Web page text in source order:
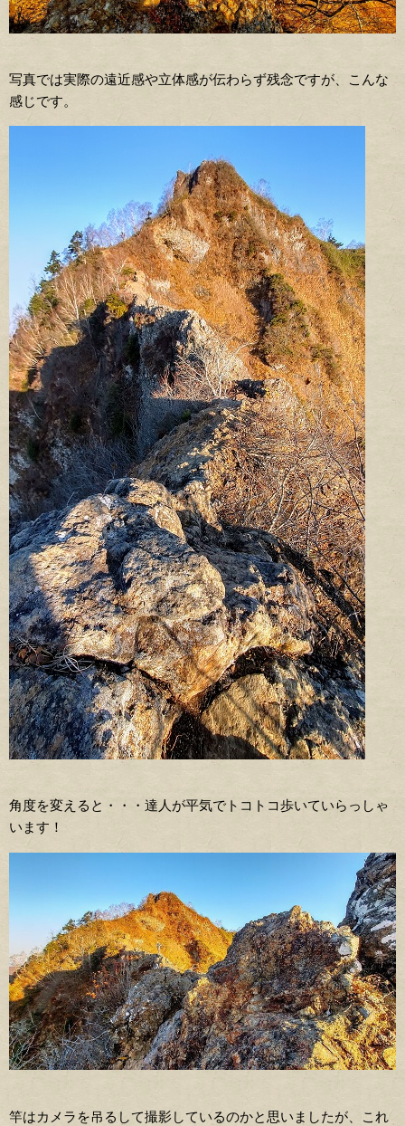
写真では実際の遠近感や立体感が伝わらず残念ですが、こんな
感じです。
角度を変えると・・・達人が平気でトコトコ歩いていらっしゃ
います！
竿はカメラを吊るして撮影しているのかと思いましたが、これ